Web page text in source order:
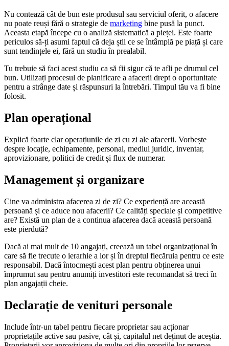
Nu contează cât de bun este produsul sau serviciul oferit, o afacere
nu poate reuși fără o strategie de marketing bine pusă la punct.
Aceasta etapă începe cu o analiză sistematică a pieței. Este foarte
periculos să-ți asumi faptul că deja știi ce se întâmplă pe piață și care
sunt tendințele ei, fără un studiu în prealabil.
Tu trebuie să faci acest studiu ca să fii sigur că te afli pe drumul cel
bun. Utilizați procesul de planificare a afacerii drept o oportunitate
pentru a strânge date și răspunsuri la întrebări. Timpul tău va fi bine
folosit.
Plan operațional
Explică foarte clar operațiunile de zi cu zi ale afacerii. Vorbește
despre locație, echipamente, personal, mediul juridic, inventar,
aprovizionare, politici de credit și flux de numerar.
Management și organizare
Cine va administra afacerea zi de zi? Ce experiență are această
persoană și ce aduce nou afacerii? Ce calități speciale și competitive
are? Există un plan de a continua afacerea dacă această persoană
este pierdută?
Dacă ai mai mult de 10 angajați, creează un tabel organizațional în
care să fie trecute o ierarhie a lor și în dreptul fiecăruia pentru ce este
responsabil. Dacă întocmești acest plan pentru obținerea unui
împrumut sau pentru anumiți investitori este recomandat să treci în
plan angajații cheie.
Declarație de venituri personale
Include într-un tabel pentru fiecare proprietar sau acționar
proprietațile active sau pasive, cât și, capitalul net deținut de aceștia.